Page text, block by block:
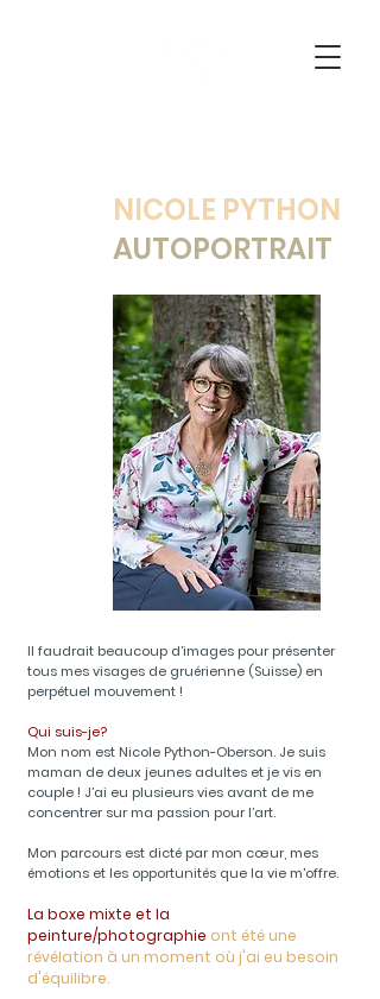
NICOLE PYTHON
AUTOPORTRAIT
Il faudrait beaucoup d’images pour présenter
tous mes visages de gruérienne (Suisse) en
perpétuel mouvement !
Qui suis-je?
Mon nom est Nicole Python-Oberson. Je suis
maman de deux jeunes adultes et je vis en
couple ! J’ai eu plusieurs vies avant de me
concentrer sur ma passion pour l’art.
Mon parcours est dicté par mon cœur, mes
émotions et les opportunités que la vie m'offre.
La boxe mixte et la
peinture/photographie ont été une
révélation à un moment où j'ai eu besoin
d'équilibre.